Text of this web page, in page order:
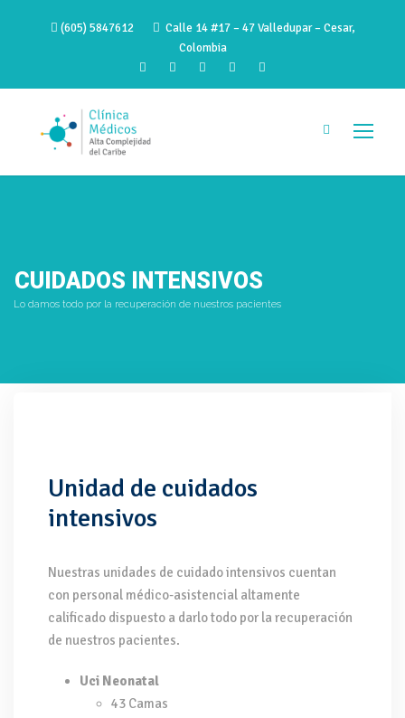
(605) 5847612
Calle 14 #17 – 47 Valledupar – Cesar,
Colombia
CUIDADOS INTENSIVOS
Lo damos todo por la recuperación de nuestros pacientes
Unidad de cuidados
intensivos
Nuestras unidades de cuidado intensivos cuentan
con personal médico-asistencial altamente
calificado dispuesto a darlo todo por la recuperación
de nuestros pacientes.
Uci Neonatal
43 Camas